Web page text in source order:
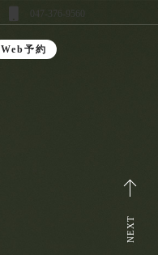
047-376-9560
Web予約
NEXT